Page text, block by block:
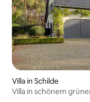
Villa in Schilde
Villa in schönem